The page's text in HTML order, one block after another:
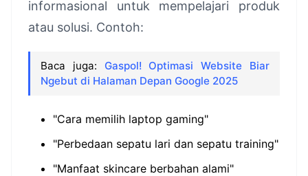
informasional untuk mempelajari produk
atau solusi. Contoh:
Baca juga: Gaspol! Optimasi Website Biar
Ngebut di Halaman Depan Google 2025
"Cara memilih laptop gaming"
"Perbedaan sepatu lari dan sepatu training"
"Manfaat skincare berbahan alami"